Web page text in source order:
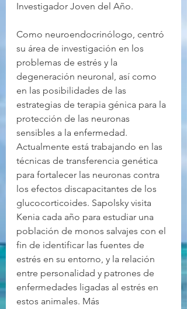
Investigador Joven del Año.
Como neuroendocrinólogo, centró
su área de investigación en los
problemas de estrés y la
degeneración neuronal, así como
en las posibilidades de las
estrategias de terapia génica para la
protección de las neuronas
sensibles a la enfermedad.
Actualmente está trabajando en las
técnicas de transferencia genética
para fortalecer las neuronas contra
los efectos discapacitantes de los
glucocorticoides. Sapolsky visita
Kenia cada año para estudiar una
población de monos salvajes con el
fin de identificar las fuentes de
estrés en su entorno, y la relación
entre personalidad y patrones de
enfermedades ligadas al estrés en
estos animales. Más